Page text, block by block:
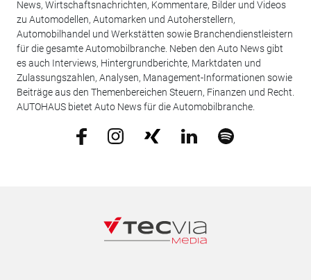
News, Wirtschaftsnachrichten, Kommentare, Bilder und Videos
zu Automodellen, Automarken und Autoherstellern,
Automobilhandel und Werkstätten sowie Branchendienstleistern
für die gesamte Automobilbranche. Neben den Auto News gibt
es auch Interviews, Hintergrundberichte, Marktdaten und
Zulassungszahlen, Analysen, Management-Informationen sowie
Beiträge aus den Themenbereichen Steuern, Finanzen und Recht.
AUTOHAUS bietet Auto News für die Automobilbranche.